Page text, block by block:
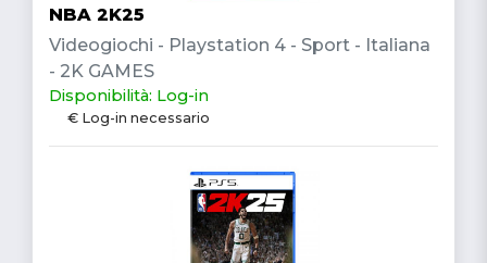
NBA 2K25
Videogiochi - Playstation 4 - Sport - Italiana
- 2K GAMES
Disponibilità: Log-in
€ Log-in necessario